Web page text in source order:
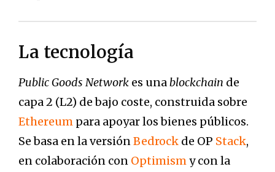
La tecnología
Public Goods Network es una blockchain de
capa 2 (L2) de bajo coste, construida sobre
Ethereum para apoyar los bienes públicos.
Se basa en la versión Bedrock de OP Stack,
en colaboración con Optimism y con la